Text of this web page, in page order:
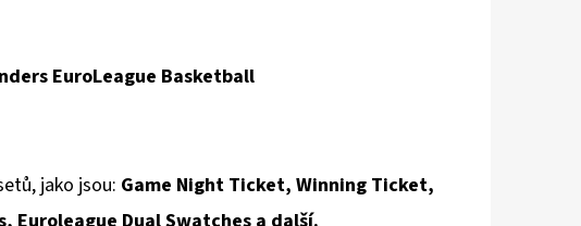
EuroLeague Basketball
jako jsou: Game Night Ticket, Winning Ticket,